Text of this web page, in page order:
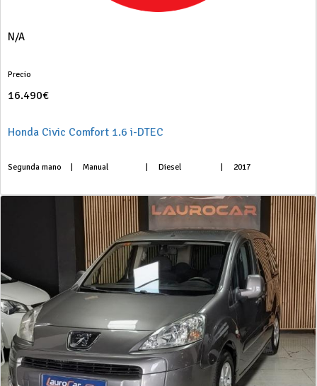
N/A
Precio
16.490€
Honda Civic Comfort 1.6 i-DTEC
Segunda mano Manual Diesel 2017